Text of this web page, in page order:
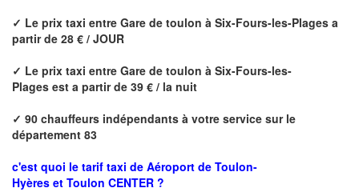
✓ Le prix taxi entre Gare de toulon à Six-Fours-les-Plages a
partir de 28 € / JOUR
✓ Le prix taxi entre Gare de toulon à Six-Fours-les-
Plages est a partir de 39 € / la nuit
✓ 90 chauffeurs indépendants à votre service sur le
département 83
c'est quoi le tarif taxi de Aéroport de Toulon-
Hyères et Toulon CENTER ?